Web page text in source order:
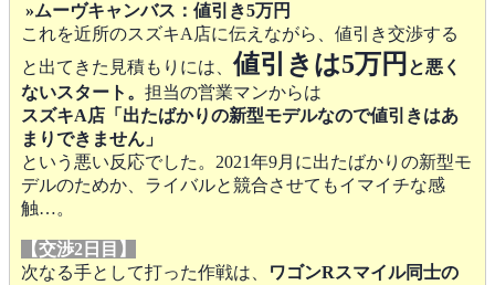
»ムーヴキャンバス ： 値引き5万円
これを近所のスズキA店に伝えながら、値引き交渉する
と出てきた見積もりには、値引きは5万円 と悪く
ないスタート。 担当の営業マンからは
スズキA店「出たばかりの新型モデルなので値引きはあ
まりできません」
という悪い反応でした。2021年9月に出たばかりの新型モ
デルのためか、ライバルと競合させてもイマイチな感
触…。
【交渉2日目】
次なる手として打った作戦は、
ワゴンRスマイル同士の